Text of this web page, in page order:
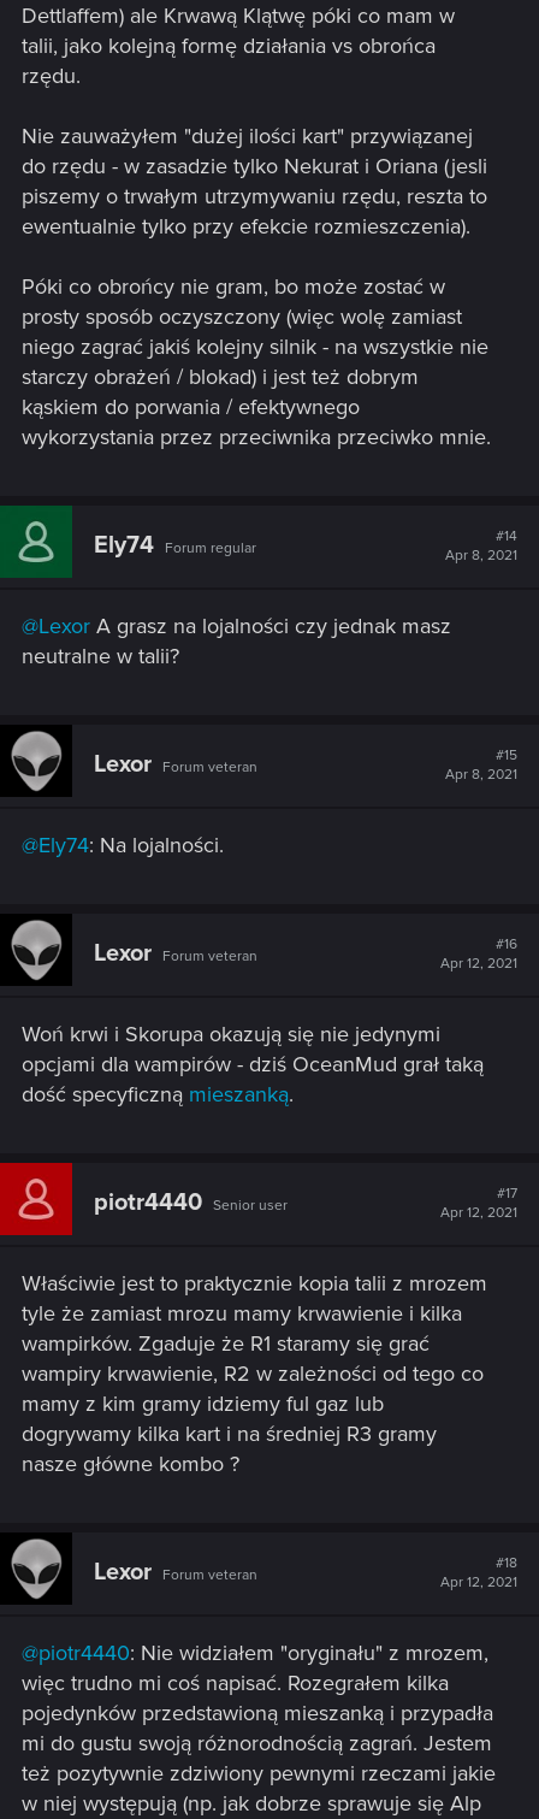
Dettlaffem) ale Krwawą Klątwę póki co mam w
talii, jako kolejną formę działania vs obrońca
rzędu.
Nie zauważyłem "dużej ilości kart" przywiązanej
do rzędu - w zasadzie tylko Nekurat i Oriana (jesli
piszemy o trwałym utrzymywaniu rzędu, reszta to
ewentualnie tylko przy efekcie rozmieszczenia).
Póki co obrońcy nie gram, bo może zostać w
prosty sposób oczyszczony (więc wolę zamiast
niego zagrać jakiś kolejny silnik - na wszystkie nie
starczy obrażeń / blokad) i jest też dobrym
kąskiem do porwania / efektywnego
wykorzystania przez przeciwnika przeciwko mnie.
Ely74 Forum regular
#14
Apr 8, 2021
@Lexor A grasz na lojalności czy jednak masz
neutralne w talii?
Lexor Forum veteran
#15
Apr 8, 2021
@Ely74: Na lojalności.
Lexor Forum veteran
#16
Apr 12, 2021
Woń krwi i Skorupa okazują się nie jedynymi
opcjami dla wampirów - dziś OceanMud grał taką
dość specyficzną mieszanką.
piotr4440 Senior user
#17
Apr 12, 2021
Właściwie jest to praktycznie kopia talii z mrozem
tyle że zamiast mrozu mamy krwawienie i kilka
wampirków. Zgaduje że R1 staramy się grać
wampiry krwawienie, R2 w zależności od tego co
mamy z kim gramy idziemy ful gaz lub
dogrywamy kilka kart i na średniej R3 gramy
nasze główne kombo ?
Lexor Forum veteran
#18
Apr 12, 2021
@piotr4440: Nie widziałem "oryginału" z mrozem,
więc trudno mi coś napisać. Rozegrałem kilka
pojedynków przedstawioną mieszanką i przypadła
mi do gustu swoją różnorodnością zagrań. Jestem
też pozytywnie zdziwiony pewnymi rzeczami jakie
w niej występują (np. jak dobrze sprawuje się Alp